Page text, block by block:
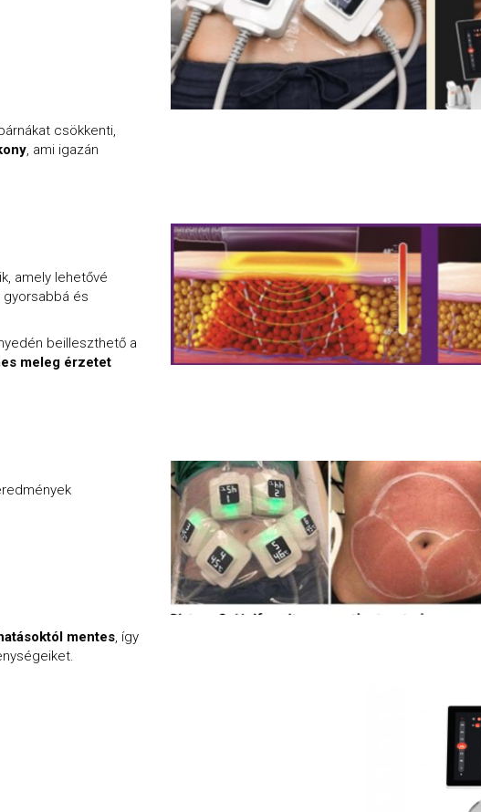
csökkenti,
, ami igazán
amely lehetővé
gyorsabbá és
beilleszthető a
meleg érzetet
mentes, így